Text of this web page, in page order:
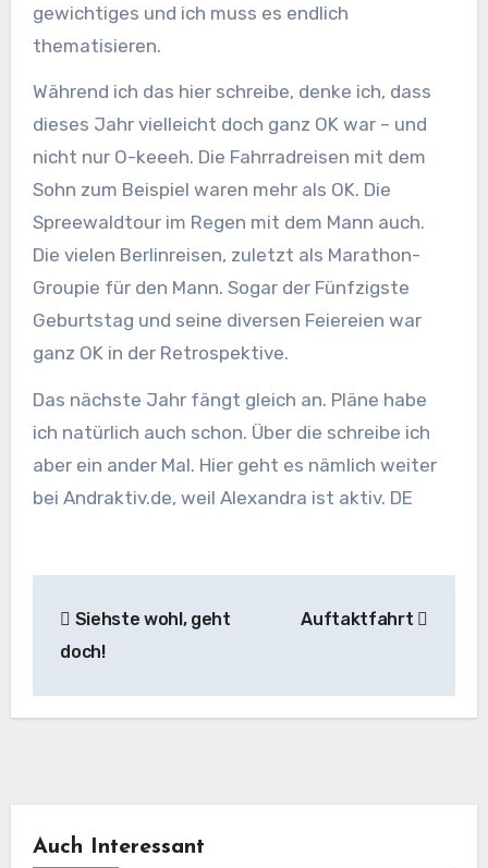
gewichtiges und ich muss es endlich
thematisieren.
Während ich das hier schreibe, denke ich, dass
dieses Jahr vielleicht doch ganz OK war – und
nicht nur O-keeeh. Die Fahrradreisen mit dem
Sohn zum Beispiel waren mehr als OK. Die
Spreewaldtour im Regen mit dem Mann auch.
Die vielen Berlinreisen, zuletzt als Marathon-
Groupie für den Mann. Sogar der Fünfzigste
Geburtstag und seine diversen Feiereien war
ganz OK in der Retrospektive.
Das nächste Jahr fängt gleich an. Pläne habe
ich natürlich auch schon. Über die schreibe ich
aber ein ander Mal. Hier geht es nämlich weiter
bei Andraktiv.de, weil Alexandra ist aktiv. DE
Siehste wohl, geht
doch!
Auftaktfahrt
Auch Interessant